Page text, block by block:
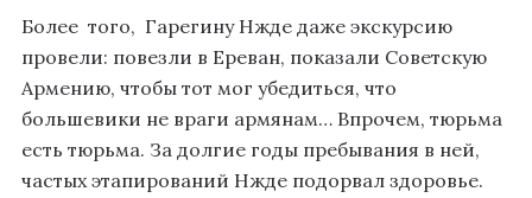
Более того, Гарегину Нжде даже экскурсию
провели: повезли в Ереван, показали Советскую
Армению, чтобы тот мог убедиться, что
большевики не враги армянам… Впрочем, тюрьма
есть тюрьма. За долгие годы пребывания в ней,
частых этапирований Нжде подорвал здоровье.